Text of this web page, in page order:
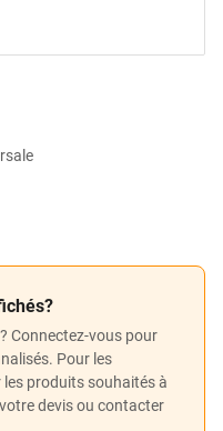
Connectez-vous pour
Pour les
produits souhaités à
devis ou contacter